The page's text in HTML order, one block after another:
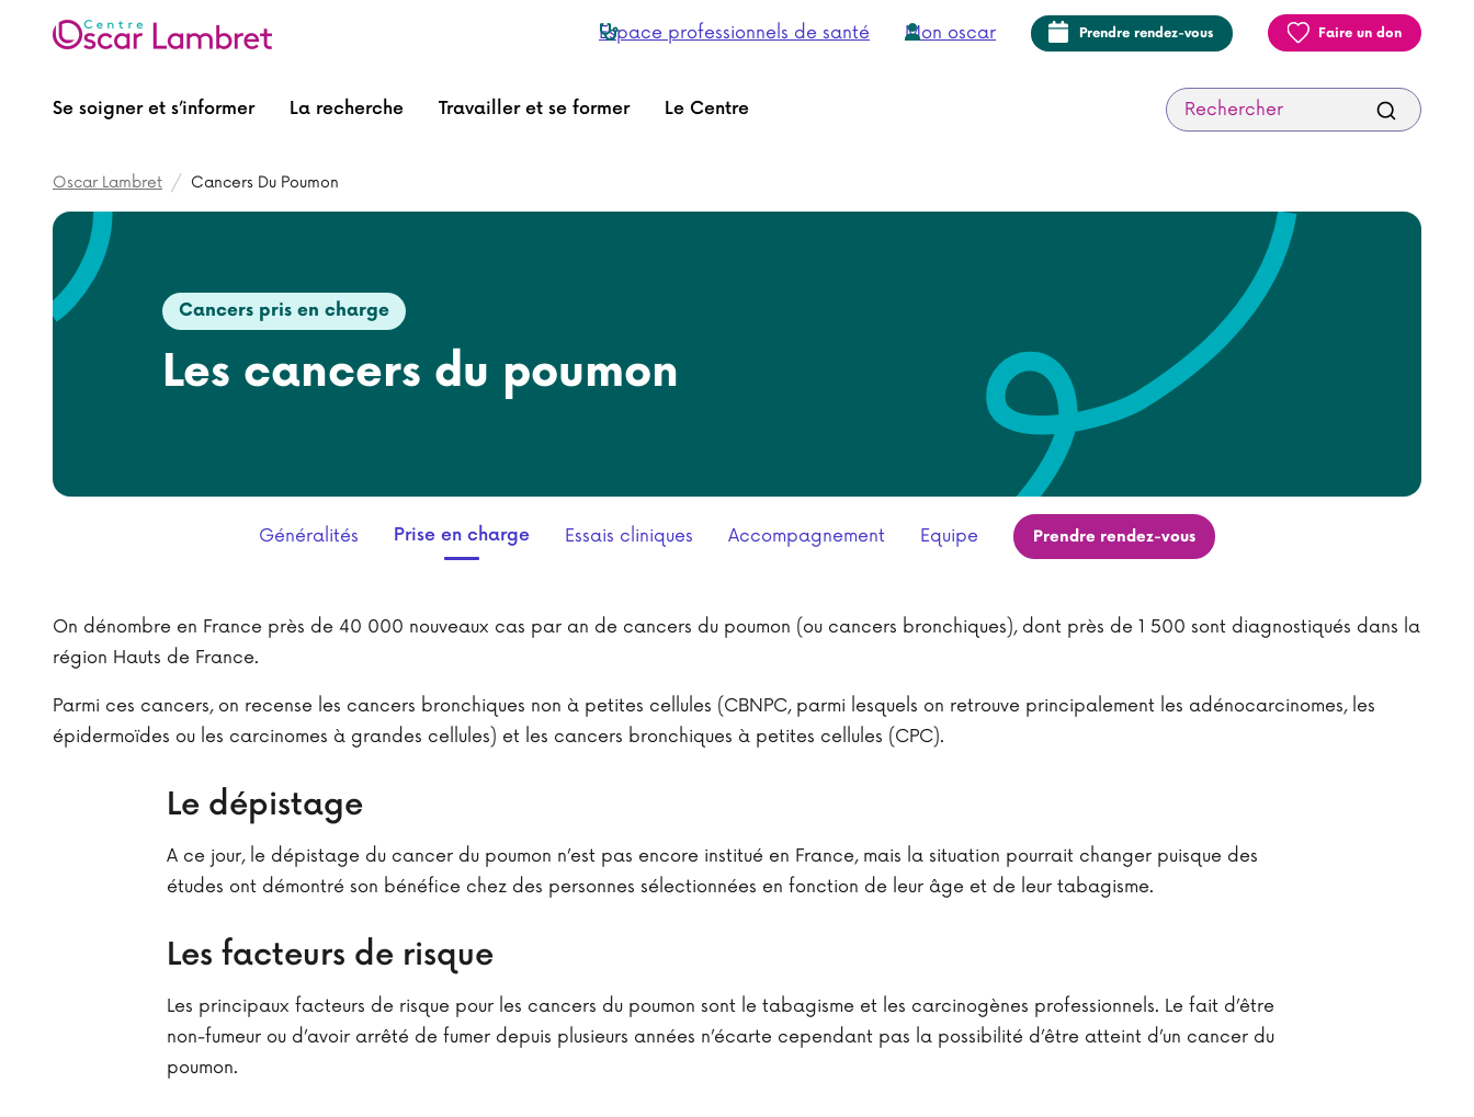
Espace professionnels de santé Mon oscar Prendre rendez-vous Faire un don
Se soigner et s’informer La recherche Travailler et se former Le Centre Recherche:
Fil d'Ariane
Oscar Lambret Cancers Du Poumon
Cancers pris en charge
Les cancers du poumon
Généralités Prise en charge Essais cliniques Accompagnement Equipe Prendre rendez-vous
On dénombre en France près de 40 000 nouveaux cas par an de cancers du poumon (ou cancers bronchiques), dont près de 1 500 sont diagnostiqués dans la
région Hauts de France.
Parmi ces cancers, on recense les cancers bronchiques non à petites cellules (CBNPC, parmi lesquels on retrouve principalement les adénocarcinomes, les
épidermoïdes ou les carcinomes à grandes cellules) et les cancers bronchiques à petites cellules (CPC).
Le dépistage
A ce jour, le dépistage du cancer du poumon n’est pas encore institué en France, mais la situation pourrait changer puisque des
études ont démontré son bénéfice chez des personnes sélectionnées en fonction de leur âge et de leur tabagisme.
Les facteurs de risque
Les principaux facteurs de risque pour les cancers du poumon sont le tabagisme et les carcinogènes professionnels. Le fait d’être
non-fumeur ou d’avoir arrêté de fumer depuis plusieurs années n’écarte cependant pas la possibilité d’être atteint d’un cancer du
poumon.